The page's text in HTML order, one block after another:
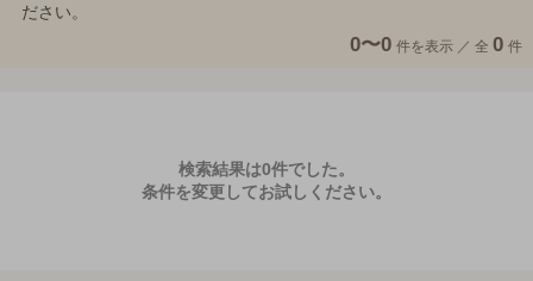
ださい。
0〜0 件を表示 ／ 全 0 件
検索結果は0件でした。
条件を変更してお試しください。